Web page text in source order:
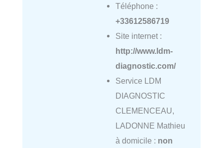
Téléphone :
+33612586719
Site internet :
http://www.ldm-
diagnostic.com/
Service LDM
DIAGNOSTIC
CLEMENCEAU,
LADONNE Mathieu
à domicile : non